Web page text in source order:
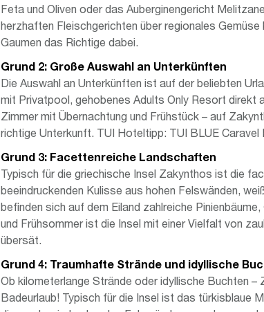
Feta und Oliven oder das Auberginengericht
herzhaften Fleischgerichten über regionales
Gaumen das Richtige dabei.
Grund 2: Große Auswahl an Unterkünften
Die Auswahl an Unterkünften ist auf der beliebten
mit Privatpool, gehobenes Adults Only Resort direkt
Zimmer mit Übernachtung und Frühstück – auf
richtige Unterkunft. TUI Hoteltipp: TUI BLUE Caravel
Grund 3: Facettenreiche Landschaften
Typisch für die griechische Insel Zakynthos ist die
beeindruckenden Kulisse aus hohen Felswänden,
befinden sich auf dem Eiland zahlreiche
und Frühsommer ist die Insel mit einer Vielfalt von
übersät.
Grund 4: Traumhafte Strände und idyllische
Ob kilometerlange Strände oder idyllische Buchten
Badeurlaub! Typisch für die Insel ist das türkisblaue